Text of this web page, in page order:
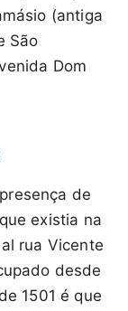
(antiga
São
Dom
de
existia na
rua Vicente
desde
1501 é que